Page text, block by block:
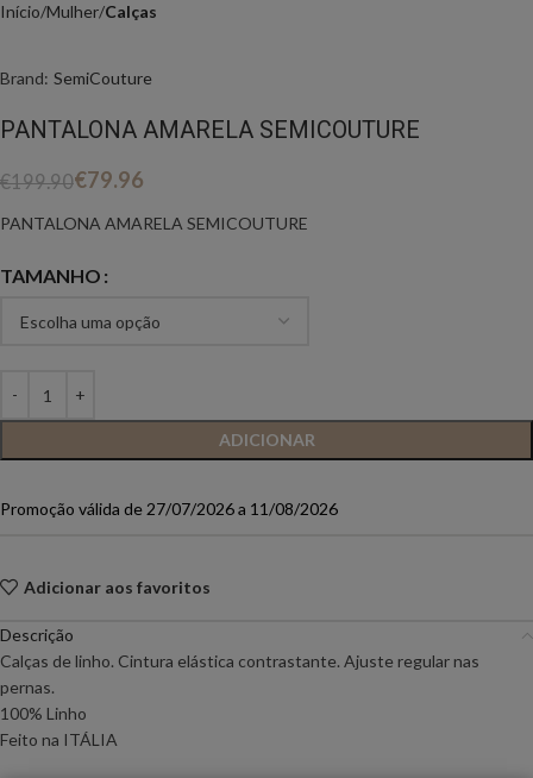
Início Mulher Calças
Brand: SemiCouture
PANTALONA AMARELA SEMICOUTURE
€199.90€79.96
PANTALONA AMARELA SEMICOUTURE
TAMANHO
ADICIONAR
Promoção válida de 27/07/2026 a 11/08/2026
Adicionar aos favoritos
Descrição
Calças de linho. Cintura elástica contrastante. Ajuste regular nas
pernas.
100% Linho
Feito na ITÁLIA